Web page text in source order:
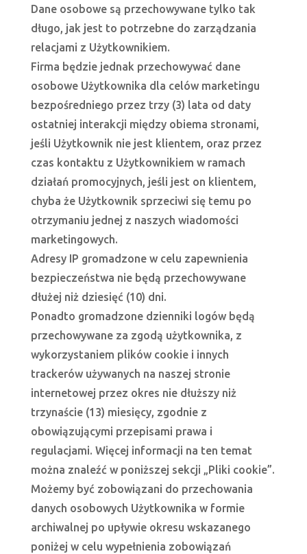
Dane osobowe są przechowywane tylko tak
długo, jak jest to potrzebne do zarządzania
relacjami z Użytkownikiem.
Firma będzie jednak przechowywać dane
osobowe Użytkownika dla celów marketingu
bezpośredniego przez trzy (3) lata od daty
ostatniej interakcji między obiema stronami,
jeśli Użytkownik nie jest klientem, oraz przez
czas kontaktu z Użytkownikiem w ramach
działań promocyjnych, jeśli jest on klientem,
chyba że Użytkownik sprzeciwi się temu po
otrzymaniu jednej z naszych wiadomości
marketingowych.
Adresy IP gromadzone w celu zapewnienia
bezpieczeństwa nie będą przechowywane
dłużej niż dziesięć (10) dni.
Ponadto gromadzone dzienniki logów będą
przechowywane za zgodą użytkownika, z
wykorzystaniem plików cookie i innych
trackerów używanych na naszej stronie
internetowej przez okres nie dłuższy niż
trzynaście (13) miesięcy, zgodnie z
obowiązującymi przepisami prawa i
regulacjami. Więcej informacji na ten temat
można znaleźć w poniższej sekcji „Pliki cookie”.
Możemy być zobowiązani do przechowania
danych osobowych Użytkownika w formie
archiwalnej po upływie okresu wskazanego
poniżej w celu wypełnienia zobowiązań